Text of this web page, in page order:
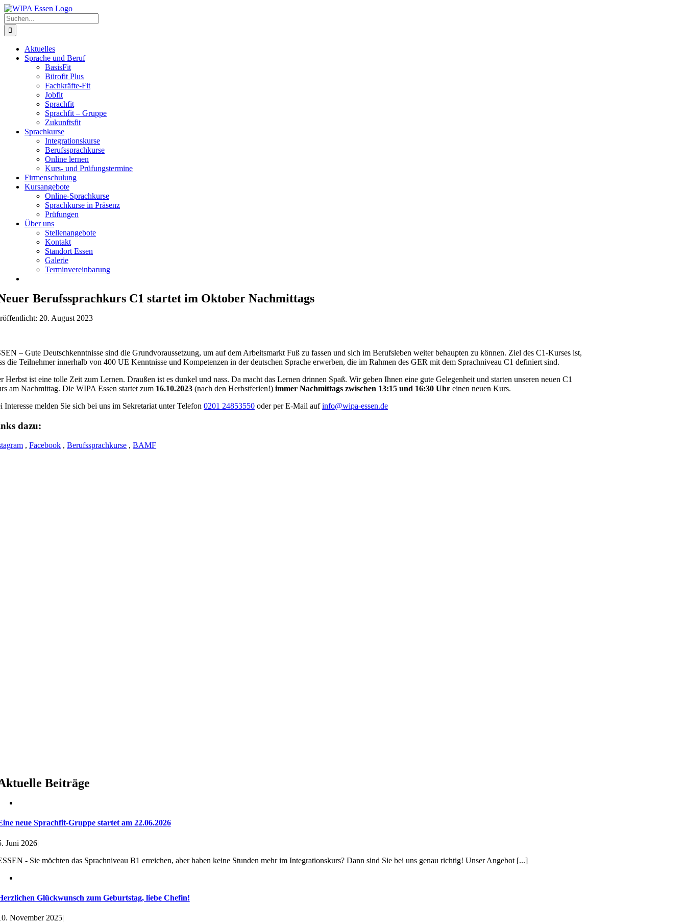
Zum
Inhalt
springen
Suche
nach:
Aktuelles
Sprache und Beruf
BasisFit
Bürofit Plus
Fachkräfte-Fit
Jobfit
Sprachfit
Sprachfit – Gruppe
Zukunftsfit
Sprachkurse
Integrationskurse
Berufssprachkurse
Online lernen
Kurs- und Prüfungstermine
Firmenschulung
Kursangebote
Online-Sprachkurse
Sprachkurse in Präsenz
Prüfungen
Über uns
Stellenangebote
Kontakt
Standort Essen
Galerie
Terminvereinbarung
Berufssprachkurs C1 startet im Oktober Nachmittags
20. August 2023
– Gute Deutschkenntnisse sind die Grundvoraussetzung, um auf dem Arbeitsmarkt Fuß zu fassen und sich im Berufsleben weiter behaupten zu können. Ziel des C1-Kurses ist,
die Teilnehmer innerhalb von 400 UE Kenntnisse und Kompetenzen in der deutschen Sprache erwerben, die im Rahmen des GER mit dem Sprachniveau C1 definiert sind.
Herbst ist eine tolle Zeit zum Lernen. Draußen ist es dunkel und nass. Da macht das Lernen drinnen Spaß. Wir geben Ihnen eine gute Gelegenheit und starten unseren neuen C1
am Nachmittag. Die WIPA Essen startet zum 16.10.2023 (nach den Herbstferien!)immer Nachmittags zwischen 13:15 und 16:30 Uhr einen neuen Kurs.
Interesse melden Sie sich bei uns im Sekretariat unter Telefon0201 24853550 oder per E-Mail aufinfo@wipa-essen.de
dazu:
,Facebook ,Berufssprachkurse ,BAMF
Beiträge
neue Sprachfit-Gruppe startet am 22.06.2026
Juni 2026|
- Sie möchten das Sprachniveau B1 erreichen, aber haben keine Stunden mehr im Integrationskurs? Dann sind Sie bei uns genau richtig! Unser Angebot [...]
Glückwunsch zum Geburtstag, liebe Chefin!
November 2025|